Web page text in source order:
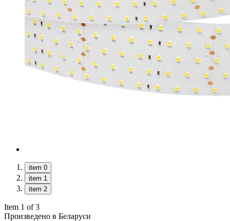
item 0
item 1
item 2
Item 1 of 3
Произведено в Беларуси